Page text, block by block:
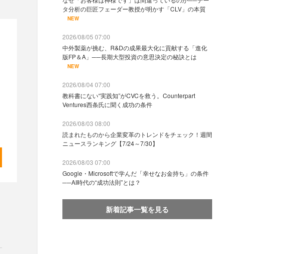
タ分析の巨匠フェーダー教授が明かす「CLV」の本質
NEW
2026/08/05 07:00
中外製薬が挑む、R&Dの成果最大化に貢献する「進化
版FP＆A」──長期大型投資の意思決定の秘訣とは
NEW
2026/08/04 07:00
教科書にない“実践知”がCVCを救う。Counterpart
Ventures西条氏に聞く成功の条件
2026/08/03 08:00
読まれたものから企業変革のトレンドをチェック！週間
ニュースランキング【7/24～7/30】
2026/08/03 07:00
Google・Microsoftで学んだ「幸せなお金持ち」の条件
──AI時代の“成功法則”とは？
新着記事一覧を見る